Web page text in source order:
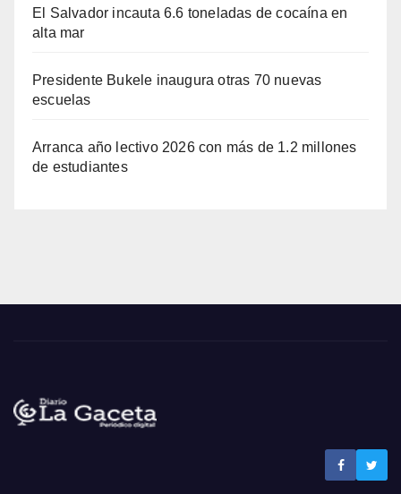
El Salvador incauta 6.6 toneladas de cocaína en
alta mar
Presidente Bukele inaugura otras 70 nuevas
escuelas
Arranca año lectivo 2026 con más de 1.2 millones
de estudiantes